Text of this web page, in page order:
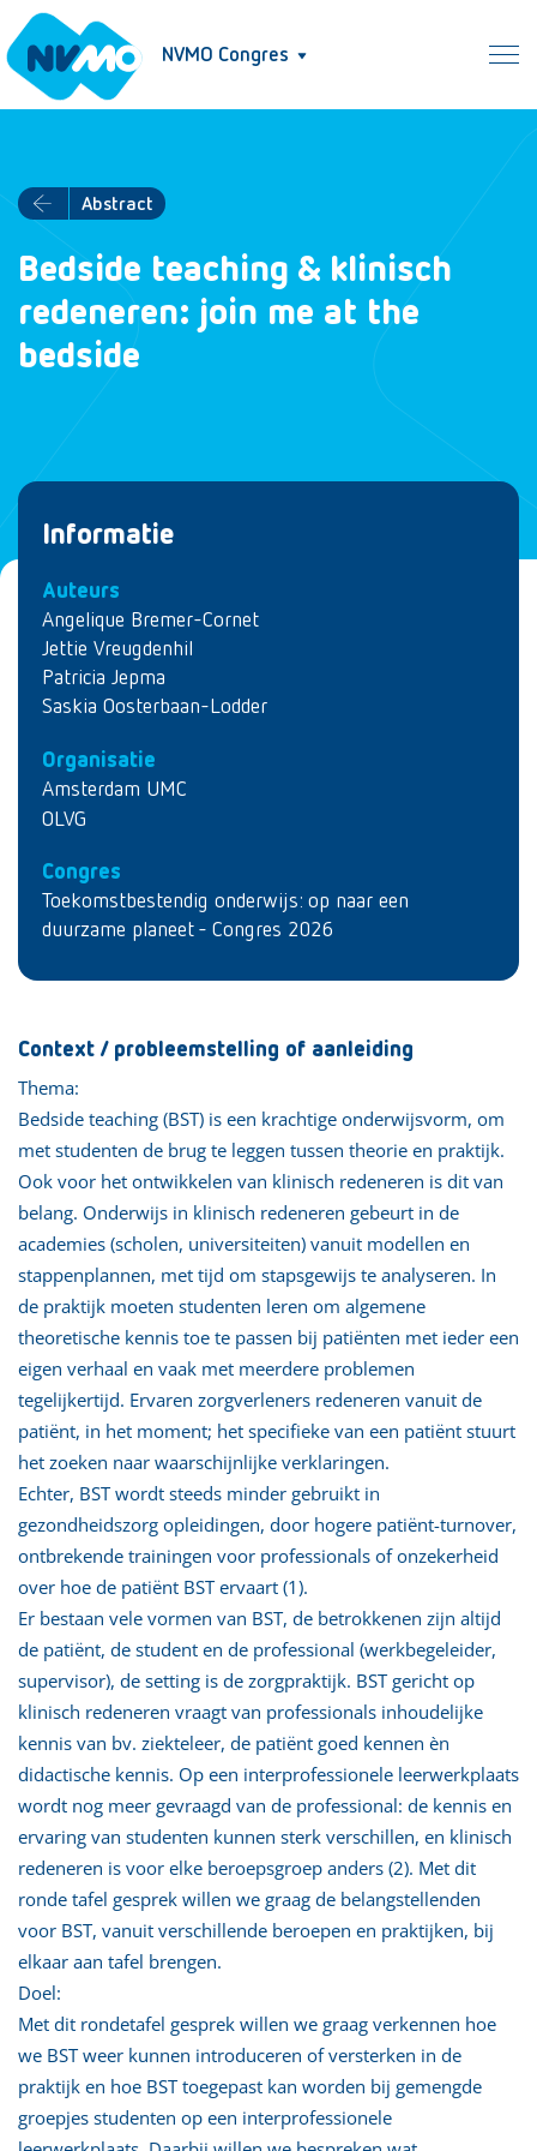
NVMO Congres
Abstract
Bedside teaching & klinisch
redeneren: join me at the
bedside
Informatie
Auteurs
Angelique Bremer-Cornet
Jettie Vreugdenhil
Patricia Jepma
Saskia Oosterbaan-Lodder
Organisatie
Amsterdam UMC
OLVG
Congres
Toekomstbestendig onderwijs: op naar een
duurzame planeet - Congres 2026
Context / probleemstelling of aanleiding
Thema:
Bedside teaching (BST) is een krachtige onderwijsvorm, om
met studenten de brug te leggen tussen theorie en praktijk.
Ook voor het ontwikkelen van klinisch redeneren is dit van
belang. Onderwijs in klinisch redeneren gebeurt in de
academies (scholen, universiteiten) vanuit modellen en
stappenplannen, met tijd om stapsgewijs te analyseren. In
de praktijk moeten studenten leren om algemene
theoretische kennis toe te passen bij patiënten met ieder een
eigen verhaal en vaak met meerdere problemen
tegelijkertijd. Ervaren zorgverleners redeneren vanuit de
patiënt, in het moment; het specifieke van een patiënt stuurt
het zoeken naar waarschijnlijke verklaringen.
Echter, BST wordt steeds minder gebruikt in
gezondheidszorg opleidingen, door hogere patiënt-turnover,
ontbrekende trainingen voor professionals of onzekerheid
over hoe de patiënt BST ervaart (1).
Er bestaan vele vormen van BST, de betrokkenen zijn altijd
de patiënt, de student en de professional (werkbegeleider,
supervisor), de setting is de zorgpraktijk. BST gericht op
klinisch redeneren vraagt van professionals inhoudelijke
kennis van bv. ziekteleer, de patiënt goed kennen èn
didactische kennis. Op een interprofessionele leerwerkplaats
wordt nog meer gevraagd van de professional: de kennis en
ervaring van studenten kunnen sterk verschillen, en klinisch
redeneren is voor elke beroepsgroep anders (2). Met dit
ronde tafel gesprek willen we graag de belangstellenden
voor BST, vanuit verschillende beroepen en praktijken, bij
elkaar aan tafel brengen.
Doel:
Met dit rondetafel gesprek willen we graag verkennen hoe
we BST weer kunnen introduceren of versterken in de
praktijk en hoe BST toegepast kan worden bij gemengde
groepjes studenten op een interprofessionele